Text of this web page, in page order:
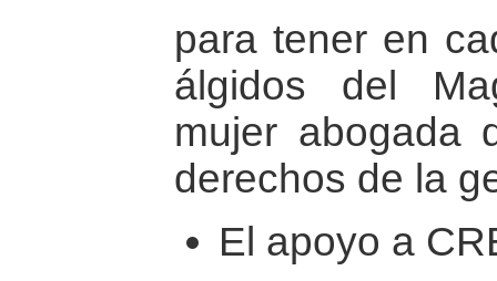
para tener en
álgidos del
mujer abogada
derechos de la
El apoyo a